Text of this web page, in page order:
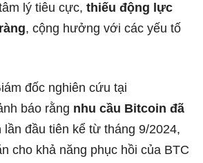
lý tiêu cực, thiếu động lực
, cộng hưởng với các yếu tố
đốc nghiên cứu tại
báo rằng nhu cầu Bitcoin đã
lần đầu tiên kể từ tháng 9/2024,
cho khả năng phục hồi của BTC